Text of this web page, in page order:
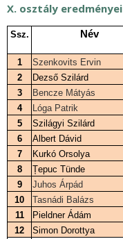
X. osztály eredményei
Ssz. Név
1 Szenkovits Ervin
2
Dezső Szilárd
3
Bencze Mátyás
4
Lóga Patrik
5
Szilágyi Szilárd
6
Albert Dávid
7
Kurkó Orsolya
8
Țepuc Tünde
9
Juhos Árpád
10
Tasnádi Balázs
11
Pieldner Ádám
12
Simon Dorottya